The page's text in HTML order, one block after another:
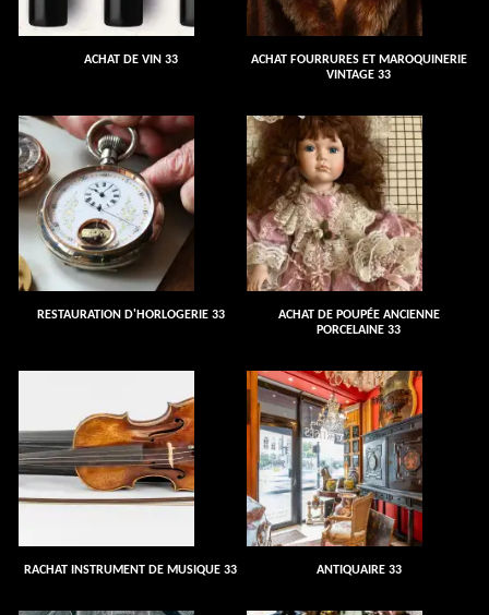
ACHAT DE VIN 33
ACHAT FOURRURES ET MAROQUINERIE
VINTAGE 33
RESTAURATION D'HORLOGERIE 33
ACHAT DE POUPÉE ANCIENNE
PORCELAINE 33
RACHAT INSTRUMENT DE MUSIQUE 33 ANTIQUAIRE 33